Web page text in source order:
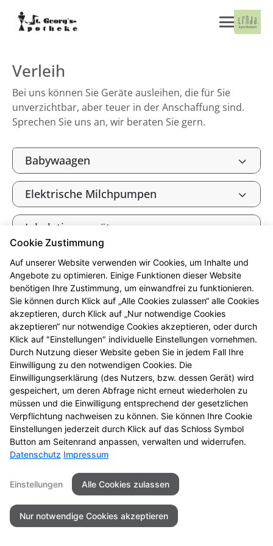
Verleih
Bei uns können Sie Geräte ausleihen, die für Sie
unverzichtbar, aber teuer in der Anschaffung sind.
Sprechen Sie uns an, wir beraten Sie gern.
Babywaagen
Elektrische Milchpumpen
Inhalationsgeräte
Seitenübersicht Kontakt
Impressum
Datenschutz
Barrierefreiheit
© 2026 St. Georg´s Apotheke
Cookie Zustimmung
Auf unserer Website verwenden wir Cookies, um Inhalte und
Angebote zu optimieren. Einige Funktionen dieser Website
benötigen Ihre Zustimmung, um einwandfrei zu funktionieren.
Sie können durch Klick auf „Alle Cookies zulassen“ alle Cookies
akzeptieren, durch Klick auf „Nur notwendige Cookies
akzeptieren“ nur notwendige Cookies akzeptieren, oder durch
Klick auf "Einstellungen" individuelle Einstellungen vornehmen.
Durch Nutzung dieser Website geben Sie in jedem Fall Ihre
Einwilligung zu den notwendigen Cookies. Die
Einwilligungserklärung (des Nutzers, bzw. dessen Gerät) wird
gespeichert, um deren Abfrage nicht erneut wiederholen zu
müssen und die Einwilligung entsprechend der gesetzlichen
Verpflichtung nachweisen zu können. Sie können Ihre Cookie
Einstellungen jederzeit durch Klick auf das Schloss Symbol
Button am Seitenrand anpassen, verwalten und widerrufen.
Datenschutz Impressum
Einstellungen Alle Cookies zulassen
Nur notwendige Cookies akzeptieren